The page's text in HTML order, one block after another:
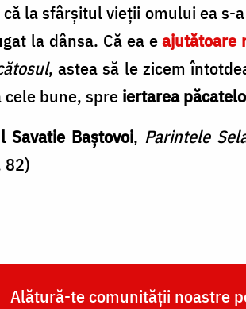
la sfârșitul vieții omului ea s-
la dânsa. Că ea eajutătoare
, astea să le zicem
bune, spre iertarea
Savatie Baștovoi, Parintele
82)
Alătură-te comunității noastre